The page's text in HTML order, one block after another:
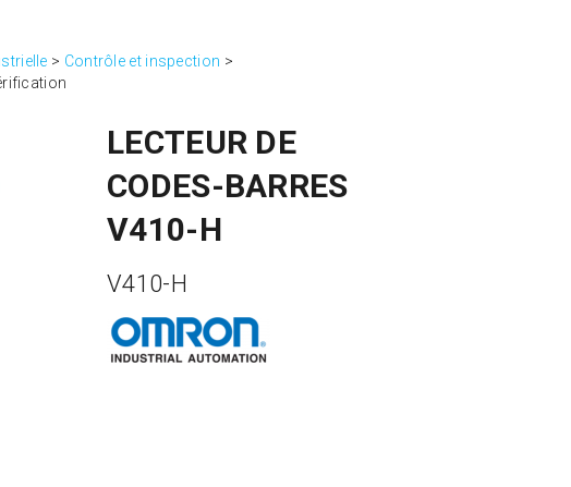
> Contrôle et inspection >
LECTEUR DE
CODES-BARRES
V410-H
V410-H